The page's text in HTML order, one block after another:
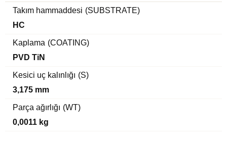
Takım hammaddesi (SUBSTRATE)
HC
Kaplama (COATING)
PVD TiN
Kesici uç kalınlığı (S)
3,175 mm
Parça ağırlığı (WT)
0,0011 kg